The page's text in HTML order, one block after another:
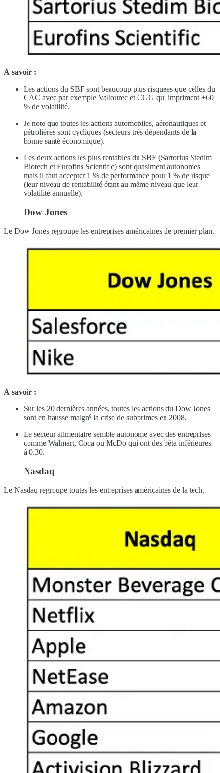
À savoir :
Les actions du SBF sont beaucoup plus risquées que celles du
CAC avec par exemple Vallourec et CGG qui impriment +60
% de volatilité.
Je note que toutes les actions automobiles, aéronautiques et
pétrolières sont cycliques (secteurs très dépendants de la
bonne santé économique).
Les deux actions les plus rentables du SBF (Sartorius Stedim
Biotech et Eurofins Scientific) sont quasiment autonomes
mais il faut accepter 1 % de performance pour 1 % de risque
(leur niveau de rentabilité étant au même niveau que leur
volatilité annuelle).
Dow Jones
Le Dow Jones regroupe les entreprises américaines de premier plan.
À savoir :
Sur les 20 dernières années, toutes les actions du Dow Jones
sont en hausse malgré la crise de subprimes en 2008.
Le secteur alimentaire semble autonome avec des entreprises
comme Walmart, Coca ou McDo qui ont des bêta inférieures
à 0.30.
Nasdaq
Le Nasdaq regroupe toutes les entreprises américaines de la tech.